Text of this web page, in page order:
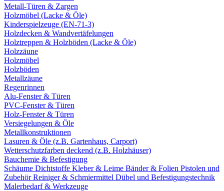
Metall-Türen & Zargen
Holzmöbel (Lacke & Öle)
Kinderspielzeuge (EN-71-3)
Holzdecken & Wandvertäfelungen
Holztreppen & Holzböden (Lacke & Öle)
Holzzäune
Holzmöbel
Holzböden
Metallzäune
Regenrinnen
Alu-Fenster & Türen
PVC-Fenster & Türen
Holz-Fenster & Türen
Versiegelungen & Öle
Metallkonstruktionen
Lasuren & Öle (z.B. Gartenhaus, Carport)
Wetterschutzfarben deckend (z.B. Holzhäuser)
Bauchemie & Befestigung
Schäume Dichtstoffe Kleber & Leime Bänder & Folien Pistolen und
ZubehörReiniger & Schmiermittel Dübel und Befestigungstechnik
Malerbedarf & Werkzeuge